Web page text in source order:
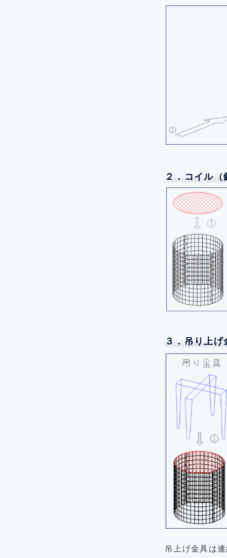
２．コイル
３．吊り上
吊上げ金具は